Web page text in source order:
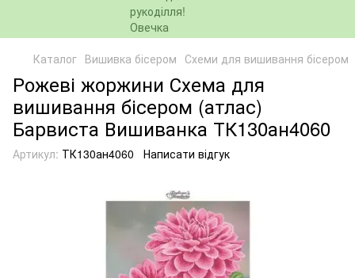
Каталог Вишивка бісером Схеми для вишивання бісером
Рожеві жоржини Схема для
вишивання бісером (атлас)
Барвиста Вишиванка ТК130ан4060
Артикул: ТК130ан4060 Написати відгук